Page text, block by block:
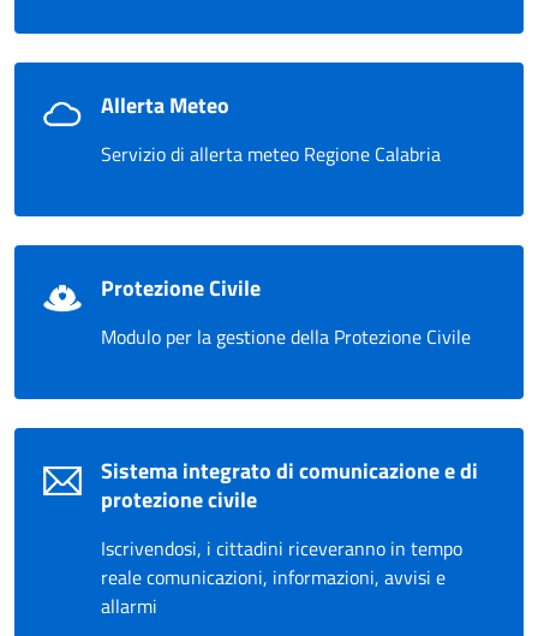
Allerta Meteo
Servizio di allerta meteo Regione Calabria
Protezione Civile
Modulo per la gestione della Protezione Civile
Sistema integrato di comunicazione e di
protezione civile
Iscrivendosi, i cittadini riceveranno in tempo
reale comunicazioni, informazioni, avvisi e
allarmi